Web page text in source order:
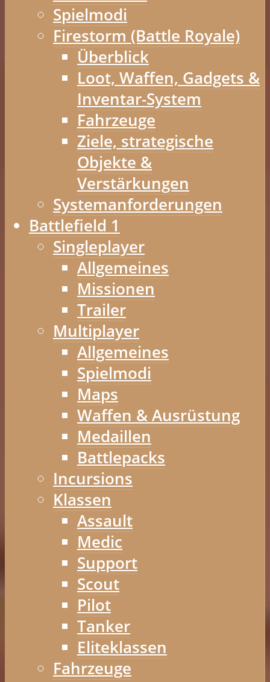
Spielmodi
Firestorm (Battle Royale)
Überblick
Loot, Waffen, Gadgets &
Inventar-System
Fahrzeuge
Ziele, strategische
Objekte &
Verstärkungen
Systemanforderungen
Battlefield 1
Singleplayer
Allgemeines
Missionen
Trailer
Multiplayer
Allgemeines
Spielmodi
Maps
Waffen & Ausrüstung
Medaillen
Battlepacks
Incursions
Klassen
Assault
Medic
Support
Scout
Pilot
Tanker
Eliteklassen
Fahrzeuge